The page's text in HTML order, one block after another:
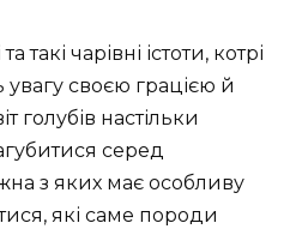
такі чарівні істоти, котрі
своєю грацією й
голубів настільки
серед
з яких має особливу
які саме породи